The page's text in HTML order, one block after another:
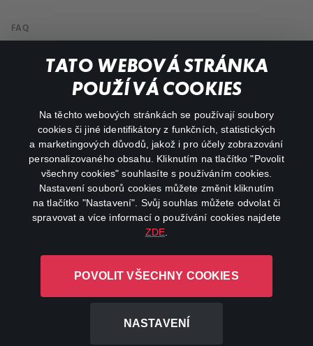
TATO WEBOVÁ STRÁNKA
POUŽÍVÁ COOKIES
Na těchto webových stránkách se používají soubory
cookies či jiné identifikátory z funkčních, statistických
a marketingových důvodů, jakož i pro účely zobrazování
personalizovaného obsahu. Kliknutím na tlačítko "Povolit
všechny cookies" souhlasíte s používáním cookies.
Nastavení souborů cookies můžete změnit kliknutím
na tlačítko "Nastavení". Svůj souhlas můžete odvolat či
spravovat a více informací o používání cookies najdete
ZDE
POVOLIT VŠECHNY COOKIES
NASTAVENÍ
FAQ
Můj účet
Důležité odkazy
facebookinstagram
youtube
L-1246 Luxembourg R.C.S.